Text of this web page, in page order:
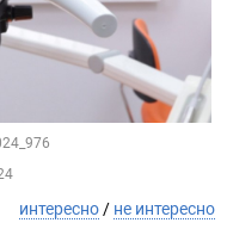
интересно / не интересно